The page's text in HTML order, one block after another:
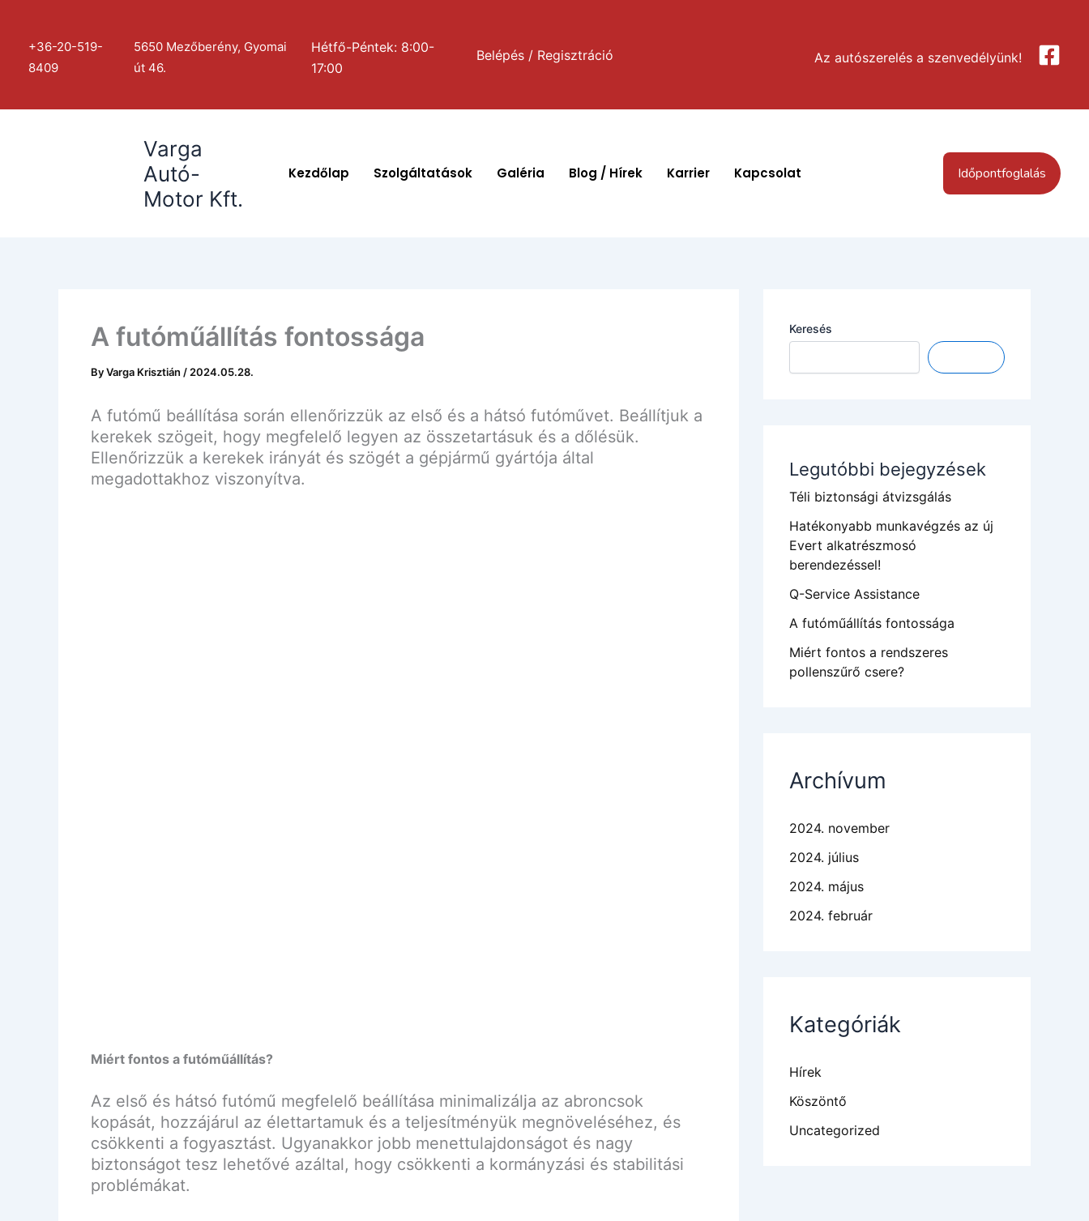
content+36-20-519-
8409
5650 Mezőberény, Gyomai
út 46.
Hétfő-Péntek: 8:00-
17:00
Belépés / Regisztráció Az autószerelés a szenvedélyünk!
Varga
Autó-
Motor Kft.
Kezdőlap Szolgáltatások Galéria Blog / Hírek Karrier Kapcsolat Időpontfoglalás
A futóműállítás fontossága
ByVarga Krisztián / 2024.05.28.
A futómű beállítása során ellenőrizzük az első és a hátsó futóművet. Beállítjuk a
kerekek szögeit, hogy megfelelő legyen az összetartásuk és a dőlésük.
Ellenőrizzük a kerekek irányát és szögét a gépjármű gyártója által
megadottakhoz viszonyítva.
Miért fontos a futóműállítás?
Az első és hátsó futómű megfelelő beállítása minimalizálja az abroncsok
kopását, hozzájárul az élettartamuk és a teljesítményük megnöveléséhez, és
csökkenti a fogyasztást. Ugyanakkor jobb menettulajdonságot és nagy
biztonságot tesz lehetővé azáltal, hogy csökkenti a kormányzási és stabilitási
problémákat.
Keresés
Legutóbbi bejegyzések
Téli biztonsági átvizsgálás
Hatékonyabb munkavégzés az új
Evert alkatrészmosó
berendezéssel!
Q-Service Assistance
A futóműállítás fontossága
Miért fontos a rendszeres
pollenszűrő csere?
Archívum
2024. november
2024. július
2024. május
2024. február
Kategóriák
Hírek
Köszöntő
Uncategorized